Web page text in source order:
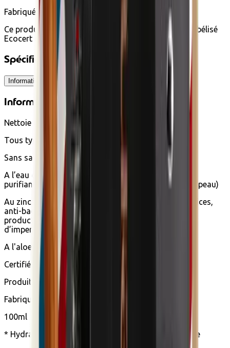
Fabriqué en France
Ce produit est achetable en éco-chèques car il est labélisé
Ecocert cosmétique biologique.
Spécifications
Informations techniques
Informations techniques
Nettoie et purifie la peau
Tous types de peaux même sensibles
Sans savon
A l’eau de thé vert bio reconnu pour ses propriétés
purifiantes et astringeantes (resserre les pores de la peau)
Au zinc PCA, un minéral aux propriétés séborégulatrices,
anti-bactériennes et anti-inflammatoires (réduit la
production de sébum et diminue l’apparition
d’imperfections)
A l'aloe vera bio hydratant*
Certifié bio par Ecocert
Produit vegan
Fabriqué en France
100ml
* Hydratation des couches supérieures de l'épiderme